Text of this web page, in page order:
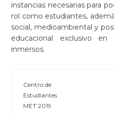
instancias necesarias para
rol como estudiantes,
social, medioambiental y
educacional exclusivo
inmersos.
Centro de
Estudiantes
MET 2019